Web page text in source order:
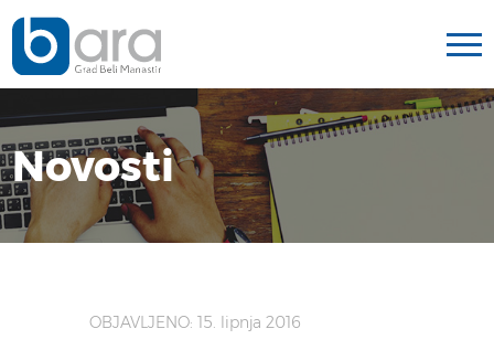
Novosti
OBJAVLJENO: 15. lipnja 2016